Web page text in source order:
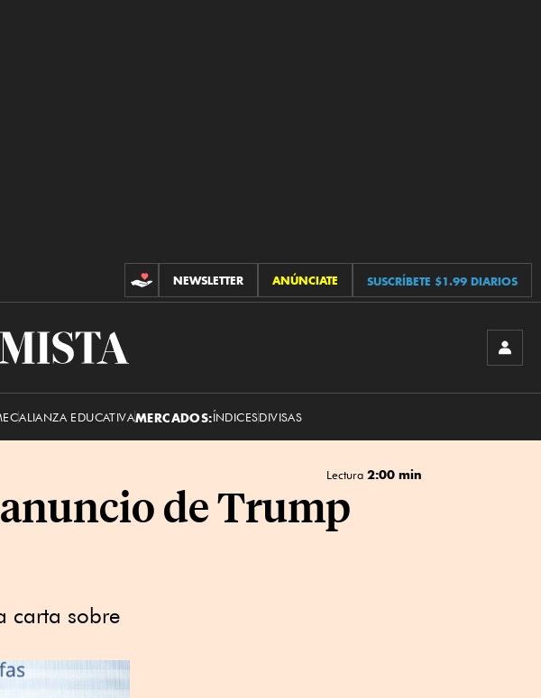
CONTRIBUCIONES
NEWSLETTER ANÚNCIATE SUSCRÍBETE $1.99 DIARIOS
ALIANZA EDUCATIVAMERCADOS:ÍNDICESDIVISAS
Lectura 2:00 min
de Trump
carta sobre